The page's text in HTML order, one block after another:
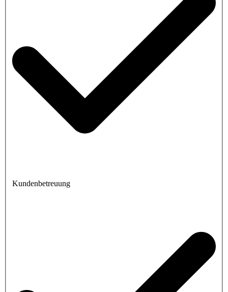
Kundenbetreuung